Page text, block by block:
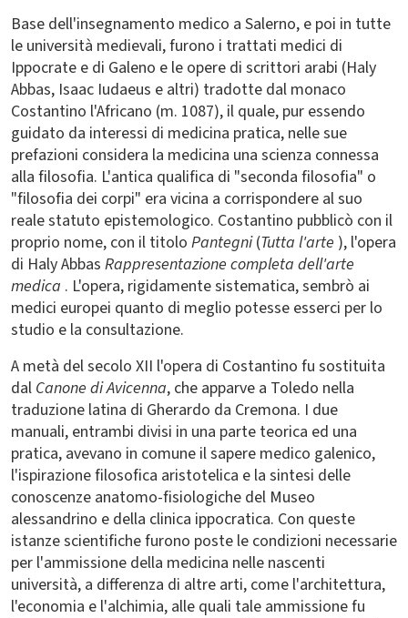
Base dell'insegnamento medico a Salerno, e poi in tutte
le università medievali, furono i trattati medici di
Ippocrate e di Galeno e le opere di scrittori arabi (Haly
Abbas, Isaac Iudaeus e altri) tradotte dal monaco
Costantino l'Africano (m. 1087), il quale, pur essendo
guidato da interessi di medicina pratica, nelle sue
prefazioni considera la medicina una scienza connessa
alla filosofia. L'antica qualifica di "seconda filosofia" o
"filosofia dei corpi" era vicina a corrispondere al suo
reale statuto epistemologico. Costantino pubblicò con il
proprio nome, con il titolo Pantegni(Tutta l'arte ), l'opera
di Haly Abbas Rappresentazione completa dell'arte
medica . L'opera, rigidamente sistematica, sembrò ai
medici europei quanto di meglio potesse esserci per lo
studio e la consultazione.
A metà del secolo XII l'opera di Costantino fu sostituita
dal Canone di Avicenna, che apparve a Toledo nella
traduzione latina di Gherardo da Cremona. I due
manuali, entrambi divisi in una parte teorica ed una
pratica, avevano in comune il sapere medico galenico,
l'ispirazione filosofica aristotelica e la sintesi delle
conoscenze anatomo-fisiologiche del Museo
alessandrino e della clinica ippocratica. Con queste
istanze scientifiche furono poste le condizioni necessarie
per l'ammissione della medicina nelle nascenti
università, a differenza di altre arti, come l'architettura,
l'economia e l'alchimia, alle quali tale ammissione fu